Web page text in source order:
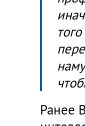
Ранее